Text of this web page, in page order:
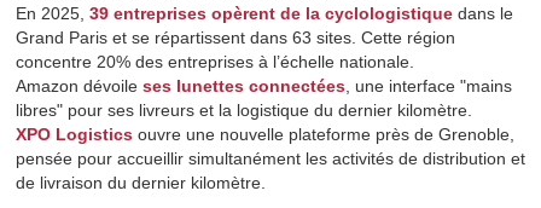
En 2025, 39 entreprises opèrent de la cyclologistique dans le
Grand Paris et se répartissent dans 63 sites. Cette région
concentre 20% des entreprises à l’échelle nationale.
Amazon dévoile ses lunettes connectées , une interface "mains
libres" pour ses livreurs et la logistique du dernier kilomètre.
XPO Logistics ouvre une nouvelle plateforme près de Grenoble,
pensée pour accueillir simultanément les activités de distribution et
de livraison du dernier kilomètre.